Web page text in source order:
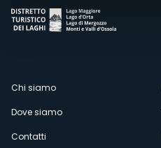
Menù
secondario
Chi siamo
Dove siamo
Contatti